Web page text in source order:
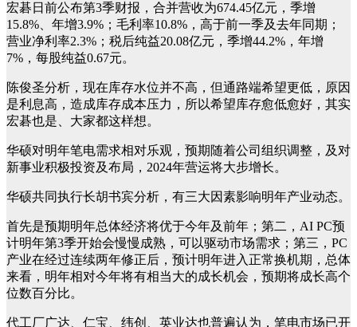
宏碁日前公布第3季财报，合并营收为674.45亿元，季增
15.8%、年增3.9%；毛利率10.8%，高于前一季及去年同期；
营业净利率2.3%；税后纯益20.08亿元，季增44.2%，年增
7%，每股纯益0.67元。
陈俊圣分析，现在库存水位并不高，但通路端希望更低，原因
是利息高，造成库存成本压力，所以希望库存愈低愈好，其实
宏碁也是、大家都这样想。
华硕对明年笔电需求相对乐观，预期随着公司组织调整，及对
新事业积极投资及布局，2024年营运将大步增长。
华硕共同执行长胡书宾分析，有三大因素影响明年产业动态。
首先是预期明年总体经济将优于今年及前年；第二，AI PC预
计明年第3季开始会慢慢成熟，可以驱动市场需求；第三，PC
产业在经过连续两年修正后，预计明年进入正常换机期，总体
来看，明年相对今年将有相当大的成长机会，预期将成长高个
位数百分比。
代工厂广达、仁宝、纬创、英业达也普遍认为，笔电市场已开